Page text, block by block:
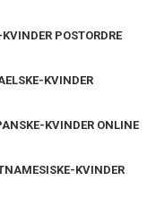
POSTORDRE
KVINDER
KVINDER ONLINE
KVINDER